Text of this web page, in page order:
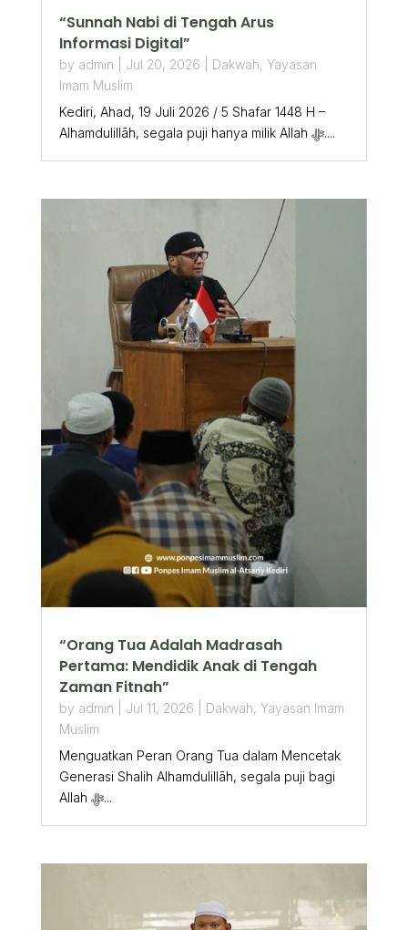
“Sunnah Nabi di Tengah Arus
Informasi Digital”
by admin Jul 20, 2026 Dakwah, Yayasan
Imam Muslim
Kediri, Ahad, 19 Juli 2026 / 5 Shafar 1448 H –
Alhamdulillāh, segala puji hanya milik Allah ﷻ....
“Orang Tua Adalah Madrasah
Pertama: Mendidik Anak di Tengah
Zaman Fitnah”
by admin Jul 11, 2026 Dakwah, Yayasan Imam
Muslim
Menguatkan Peran Orang Tua dalam Mencetak
Generasi Shalih Alhamdulillāh, segala puji bagi
Allah ﷻ...